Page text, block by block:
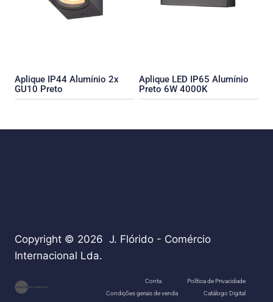
Aplique IP44 Alumínio 2x
GU10 Preto
Aplique LED IP65 Alumínio
Preto 6W 4000K
Copyright © 2026 J. Flórido - Comércio
Internacional Lda.
Conta
Política de Privacidade
Condições gerais de venda
Catálogo Digital